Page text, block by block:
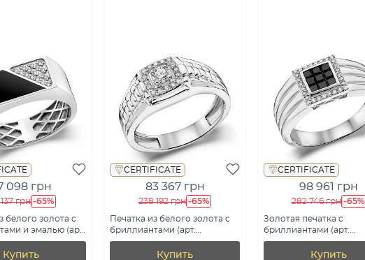
098 грн
137 грн -65%
белого золота с
и эмалью (арт.
Купить
CERTIFICATE
83 367 грн
238 192 грн -65%
Печатка из белого золота с
бриллиантами (арт.
К341425040б)
Купить
CERTIFICATE
98 961 грн
282 746 грн -65%
Золотая печатка с
бриллиантами (арт.
К341521070бч)
Купить